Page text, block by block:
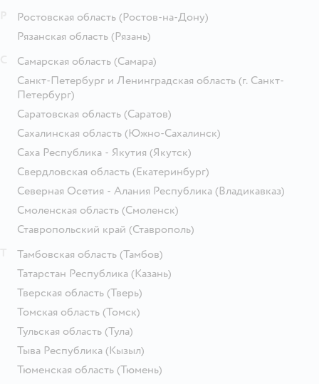
Ростовская область (Ростов-на-Дону)
Рязанская область (Рязань)
Самарская область (Самара)
Санкт-Петербург и Ленинградская область (г. Санкт-
Петербург)
Саратовская область (Саратов)
Сахалинская область (Южно-Сахалинск)
Саха Республика - Якутия (Якутск)
Свердловская область (Екатеринбург)
Северная Осетия - Алания Республика (Владикавказ)
Смоленская область (Смоленск)
Ставропольский край (Ставрополь)
Тамбовская область (Тамбов)
Татарстан Республика (Казань)
Тверская область (Тверь)
Томская область (Томск)
Тульская область (Тула)
Тыва Республика (Кызыл)
Тюменская область (Тюмень)